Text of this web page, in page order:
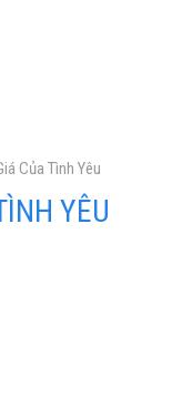
Của Tình Yêu
YÊU